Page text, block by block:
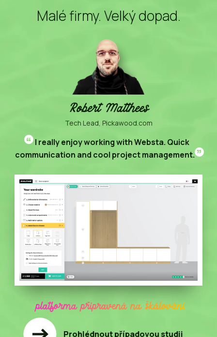
Malé firmy. Velký dopad.
Robert Matthees
Tech Lead, Pickawood.com
“ I really enjoy working with Websta. Quick
communication and cool project management.”
platforma připravená na škálování
Prohlédnout případovou studii